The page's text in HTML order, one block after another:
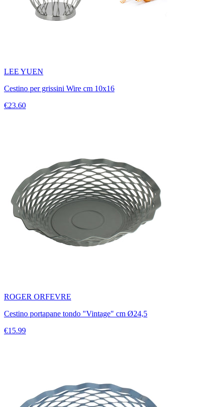
LEE YUEN
Cestino per grissini Wire cm 10x16
€23.60
ROGER ORFEVRE
Cestino portapane tondo "Vintage" cm Ø24,5
€15.99